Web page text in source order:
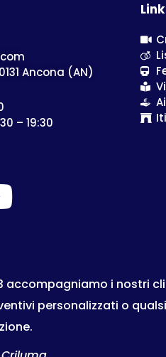
Ancona (AN)
– 19:30
accompagniamo i nostri
personalizzati o